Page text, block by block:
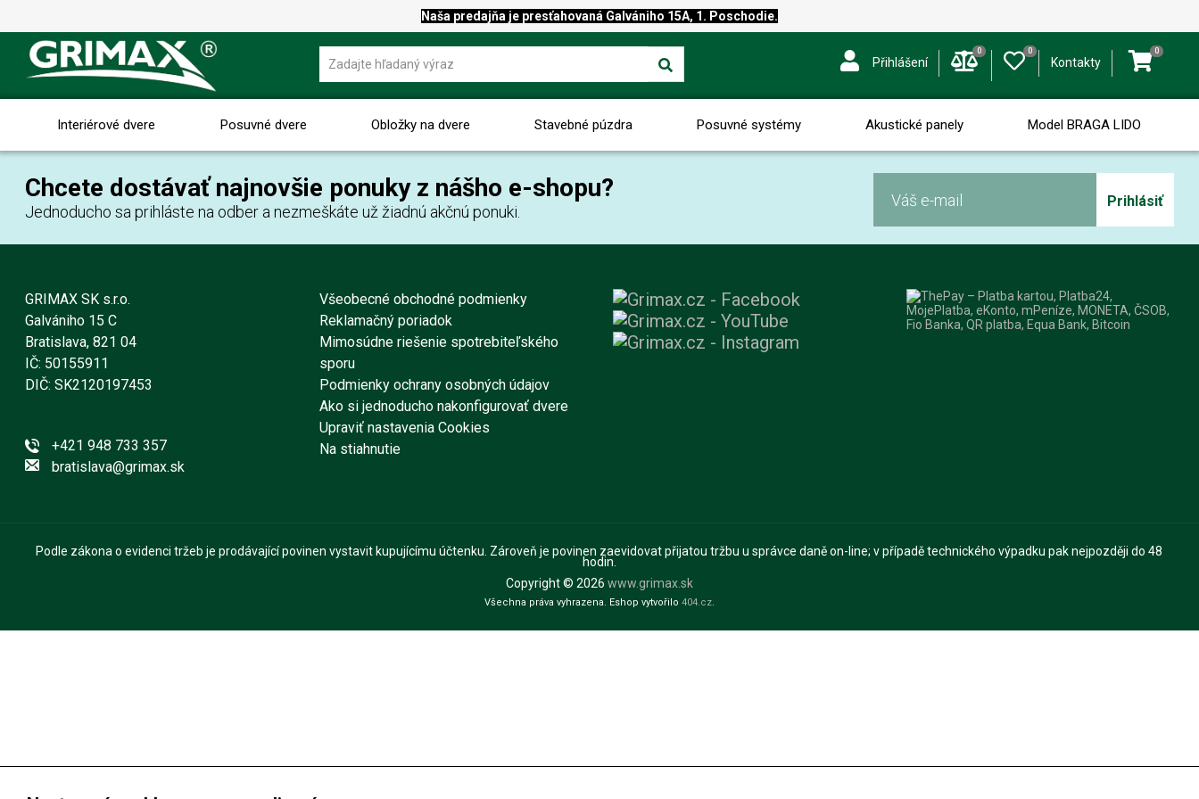
Naša predajňa je presťahovaná Galvániho 15A, 1. Poschodie.
Přihlášení
0 0
Kontakty
0
Interiérové dvere Posuvné dvere Obložky na dvere Stavebné púzdra Posuvné systémy Akustické panely Model BRAGA LIDO
Chcete dostávať najnovšie ponuky z nášho e-shopu?
Jednoducho sa prihláste na odber a nezmeškáte už žiadnú akčnú ponuki.
Prihlásiť
GRIMAX SK s.r.o.
Galvániho 15 C
Bratislava, 821 04
IČ: 50155911
DIČ: SK2120197453
+421 948 733 357
bratislava@grimax.sk
Všeobecné obchodné podmienky
Reklamačný poriadok
Mimosúdne riešenie spotrebiteľského
sporu
Podmienky ochrany osobných údajov
Ako si jednoducho nakonfigurovať dvere
Upraviť nastavenia Cookies
Na stiahnutie
Podle zákona o evidenci tržeb je prodávající povinen vystavit kupujícímu účtenku. Zároveň je povinen zaevidovat přijatou tržbu u správce daně on-line; v případě technického výpadku pak nejpozději do 48
hodin.
Copyright © 2026 www.grimax.sk
Všechna práva vyhrazena. Eshop vytvořilo 404.cz.